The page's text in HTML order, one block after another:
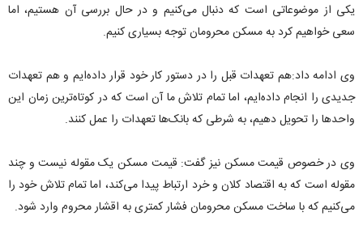
یکی از موضوعاتی است که دنبال می‌کنیم و در حال بررسی آن هستیم، اما
سعی خواهیم کرد به مسکن محرومان توجه بسیاری کنیم.
وی ادامه داد:هم تعهدات قبل را در دستور کار خود قرار داده‌ایم و هم تعهدات
جدیدی را انجام داده‌ایم، اما تمام تلاش ما آن است که در کوتاه‌ترین زمان این
واحد‌ها را تحویل دهیم، به شرطی که بانک‌ها تعهدات را عمل کنند.
وی در خصوص قیمت مسکن نیز گفت: قیمت مسکن یک مقوله نیست و چند
مقوله است که به اقتصاد کلان و خرد ارتباط پیدا می‌کند، اما تمام تلاش خود را
می‌کنیم که با ساخت مسکن محرومان فشار کمتری به اقشار محروم وارد شود.